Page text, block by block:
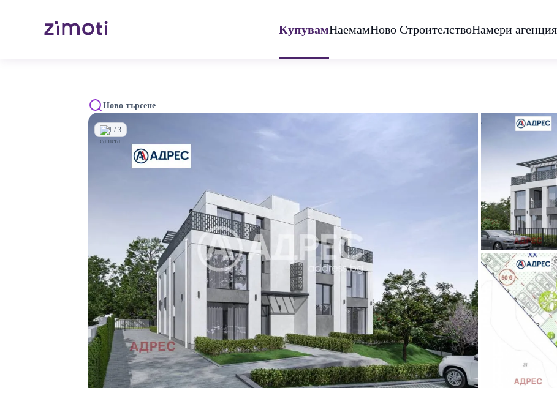
КупувамНаемамНово СтроителствоНамери агенция
Ново търсене
1 / 3